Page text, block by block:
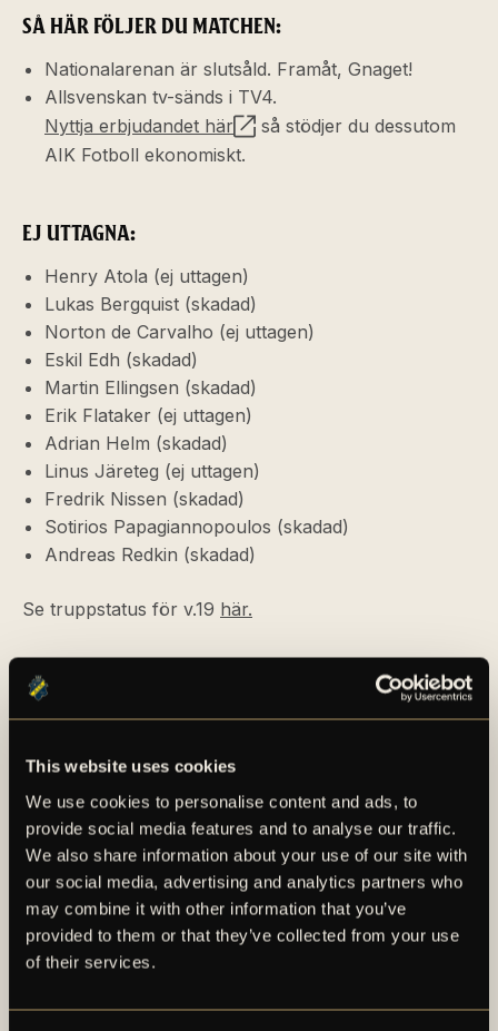
This website uses cookies
We use cookies to personalise content and ads, to
provide social media features and to analyse our traffic.
We also share information about your use of our site with
our social media, advertising and analytics partners who
may combine it with other information that you’ve
provided to them or that they’ve collected from your use
of their services.
SÅ HÄR FÖLJER DU MATCHEN:
Nationalarenan är slutsåld. Framåt, Gnaget!
Allsvenskan tv-sänds i TV4.
Nyttja erbjudandet här
så stödjer du dessutom
AIK Fotboll ekonomiskt.
EJ UTTAGNA:
Henry Atola (ej uttagen)
Lukas Bergquist (skadad)
Norton de Carvalho (ej uttagen)
Eskil Edh (skadad)
Martin Ellingsen (skadad)
Erik Flataker (ej uttagen)
Adrian Helm (skadad)
Linus Järeteg (ej uttagen)
Fredrik Nissen (skadad)
Sotirios Papagiannopoulos (skadad)
Andreas Redkin (skadad)
Se truppstatus för v.19 här.
FLER NYHETER